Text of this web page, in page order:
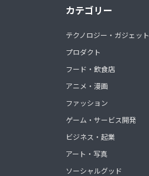
カテゴリー
テクノロジー・ガジェット
プロダクト
フード・飲食店
アニメ・漫画
ファッション
ゲーム・サービス開発
ビジネス・起業
アート・写真
ソーシャルグッド